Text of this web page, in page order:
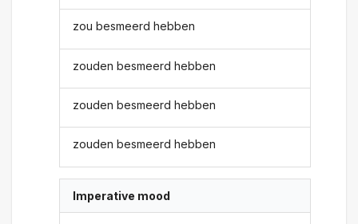
zou besmeerd hebben
zouden besmeerd hebben
zouden besmeerd hebben
zouden besmeerd hebben
Imperative mood